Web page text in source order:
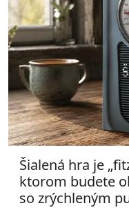
Šialená hra je
ktorom budete
so zrýchleným